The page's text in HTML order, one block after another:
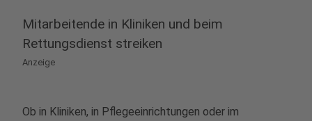
Mitarbeitende in Kliniken und beim
Rettungsdienst streiken
Anzeige
Ob in Kliniken, in Pflegeeinrichtungen oder im